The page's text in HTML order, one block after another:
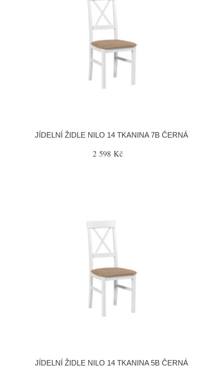
JÍDELNÍ ŽIDLE NILO 14 TKANINA 7B ČERNÁ
2 598 Kč
JÍDELNÍ ŽIDLE NILO 14 TKANINA 5B ČERNÁ